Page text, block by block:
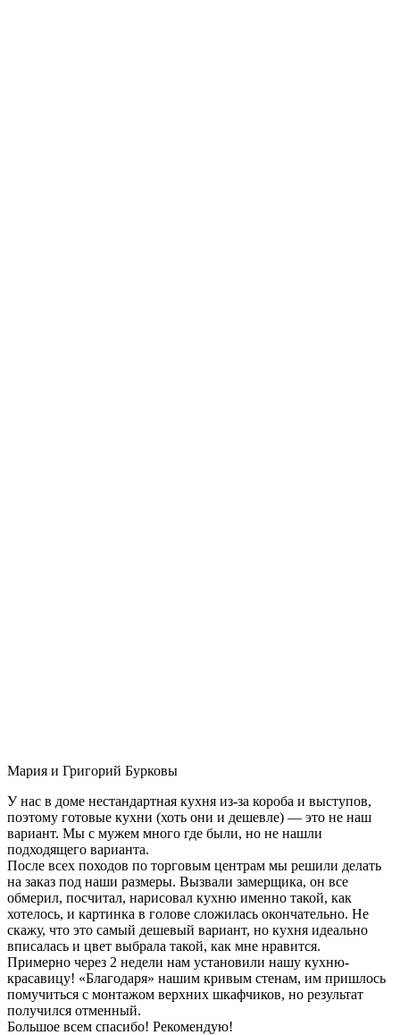
Мария и Григорий Бурковы
У нас в доме нестандартная кухня из-за короба и выступов,
поэтому готовые кухни (хоть они и дешевле) — это не наш
вариант. Мы с мужем много где были, но не нашли
подходящего варианта.
После всех походов по торговым центрам мы решили делать
на заказ под наши размеры. Вызвали замерщика, он все
обмерил, посчитал, нарисовал кухню именно такой, как
хотелось, и картинка в голове сложилась окончательно. Не
скажу, что это самый дешевый вариант, но кухня идеально
вписалась и цвет выбрала такой, как мне нравится.
Примерно через 2 недели нам установили нашу кухню-
красавицу! «Благодаря» нашим кривым стенам, им пришлось
помучиться с монтажом верхних шкафчиков, но результат
получился отменный.
Большое всем спасибо! Рекомендую!